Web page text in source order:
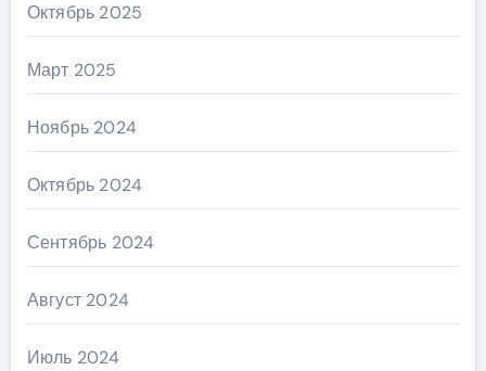
Октябрь 2025
Март 2025
Ноябрь 2024
Октябрь 2024
Сентябрь 2024
Август 2024
Июль 2024